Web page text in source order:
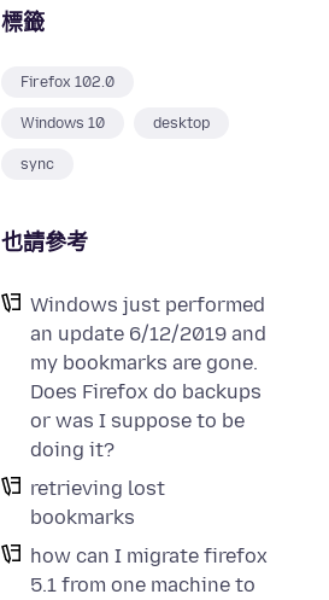
標籤
Firefox 102.0
Windows 10 desktop
sync
也請參考
Windows just performed
an update 6/12/2019 and
my bookmarks are gone.
Does Firefox do backups
or was I suppose to be
doing it?
retrieving lost
bookmarks
how can I migrate firefox
5.1 from one machine to